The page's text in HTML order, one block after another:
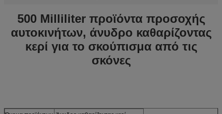
500 Milliliter προϊόντα προσοχής
αυτοκινήτων, άνυδρο καθαρίζοντας
κερί για το σκούπισμα από τις
σκόνες